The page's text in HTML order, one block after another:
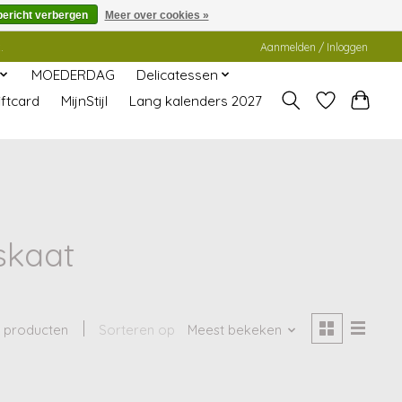
Aanmelden / Inloggen
MOEDERDAG
Delicatessen
MijnStijl
Lang kalenders 2027
producten Sorteren op Meest bekeken
verbergen Meer over cookies »